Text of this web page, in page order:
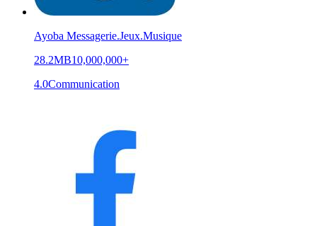
Ayoba Messagerie.Jeux.Musique
28.2MB10,000,000+
4.0Communication